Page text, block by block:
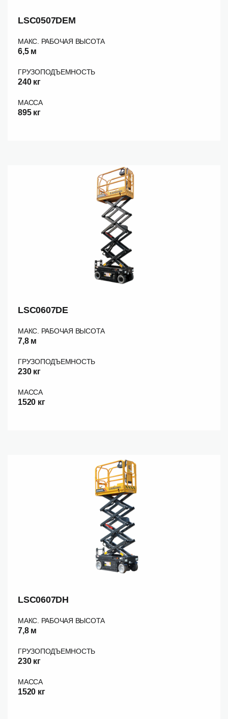
LSC0507DEM
МАКС. РАБОЧАЯ ВЫСОТА
6,5 м
ГРУЗОПОДЪЕМНОСТЬ
240 кг
МАССА
895 кг
LSC0607DE
МАКС. РАБОЧАЯ ВЫСОТА
7,8 м
ГРУЗОПОДЪЕМНОСТЬ
230 кг
МАССА
1520 кг
LSC0607DH
МАКС. РАБОЧАЯ ВЫСОТА
7,8 м
ГРУЗОПОДЪЕМНОСТЬ
230 кг
МАССА
1520 кг